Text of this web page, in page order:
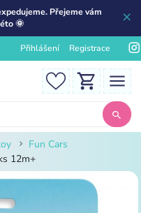
Přejeme vám
🌞
Přihlášení Registrace
Fun Cars
12m+